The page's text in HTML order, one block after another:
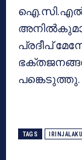
ഐ.സി.എല്‍.
പ്രദീപ്
പങ്കെടുത്തു.
TAGS